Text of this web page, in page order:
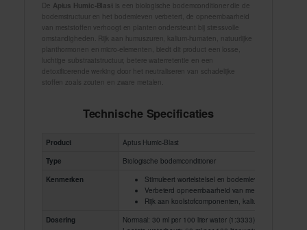
De Aptus Humic-Blast is een biologische bodemconditioner die de
bodemstructuur en het bodemleven verbetert, de opneembaarheid
van meststoffen verhoogt en planten ondersteunt bij stressvolle
omstandigheden. Rijk aan humuszuren, kalium-humaten, natuurlijke
planthormonen en micro-elementen, biedt dit product een losse,
luchtige substraatstructuur, betere waterretentie en een
detoxificerende werking door het neutraliseren van schadelijke
stoffen zoals zouten en zware metalen.
Technische Specificaties
Product
Aptus Humic-Blast
Type
Biologische bodemconditioner
Kenmerken
Stimuleert wortelstelsel en bodemleven
Verbeterd opneembaarheid van meststoffen
Rijk aan koolstofcomponenten, kalium-humaten,
Dosering
Normaal: 30 ml per 100 liter water (1:3333)